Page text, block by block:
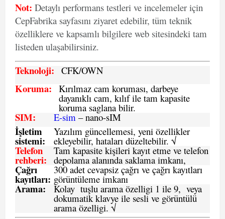
Not: Detaylı performans testleri ve incelemeler için
CepFabrika sayfasını ziyaret edebilir, tüm teknik
özelliklere ve kapsamlı bilgilere web sitesindeki tam
listeden ulaşabilirsiniz.
Teknoloji: CFK/OWN
Koruma: Kırılmaz cam koruması, darbeye
dayanıklı cam, kılıf ile tam kapasite
koruma saglana bilir.
SIM: E-sim – nano-sIM
İşletim
sistemi:
Yazılım güncellemesi, yeni özellikler
ekleyebilir, hataları düzeltebilir. √
Telefon
rehberi:
Tam kapasite kişileri kayıt etme ve telefon
depolama alanında saklama imkanı,
Çağrı
kayıtları:
300 adet cevapsiz çağrı ve çağrı kayıtları
görüntüleme imkanı
Arama: Kolay tuşlu arama özelligi 1 ile 9, veya
dokumatik klavye ile sesli ve görüntülü
arama özelligi. √